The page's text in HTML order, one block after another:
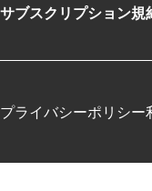
サブスクリプション規
プライバシーポリシー